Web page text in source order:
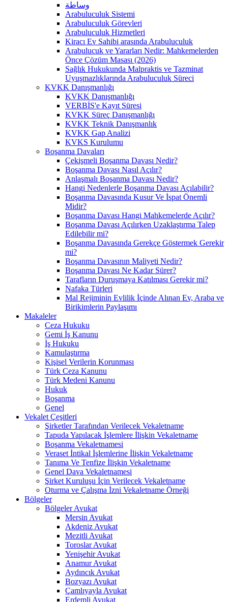
وساطة
Arabuluculuk Sistemi
Arabuluculuk Görevleri
Arabuluculuk Hizmetleri
Kiracı Ev Sahibi arasında Arabuluculuk
Arabulucuk ve Yararları Nedir: Mahkemelerden
Önce Çözüm Masası (2026)
Sağlık Hukukunda Malpraktis ve Tazminat
Uyuşmazlıklarında Arabuluculuk Süreci
KVKK Danışmanlığı
KVKK Danışmanlığı
VERBİS'e Kayıt Süresi
KVKK Süreç Danışmanlığı
KVKK Teknik Danışmanlık
KVKK Gap Analizi
KVKS Kurulumu
Boşanma Davaları
Çekişmeli Boşanma Davası Nedir?
Boşanma Davası Nasıl Açılır?
Anlaşmalı Boşanma Davası Nedir?
Hangi Nedenlerle Boşanma Davası Açılabilir?
Boşanma Davasında Kusur Ve İspat Önemli
Midir?
Boşanma Davası Hangi Mahkemelerde Açılır?
Boşanma Davası Açılırken Uzaklaştırma Talep
Edilebilir mi?
Boşanma Davasında Gerekçe Göstermek Gerekir
mi?
Boşanma Davasının Maliyeti Nedir?
Boşanma Davası Ne Kadar Sürer?
Tarafların Duruşmaya Katılması Gerekir mi?
Nafaka Türleri
Mal Rejiminin Evlilik İçinde Alınan Ev, Araba ve
Birikimlerin Paylaşımı
Makaleler
Ceza Hukuku
Gemi İş Kanunu
İş Hukuku
Kamulaştırma
Kişisel Verilerin Korunması
Türk Ceza Kanunu
Türk Medeni Kanunu
Hukuk
Boşanma
Genel
Vekalet Çeşitleri
Şirketler Tarafından Verilecek Vekaletname
Tapuda Yapılacak İşlemlere İlişkin Vekaletname
Boşanma Vekaletnamesi
Veraset İntikal İşlemlerine İlişkin Vekaletname
Tanıma Ve Tenfize İlişkin Vekaletname
Genel Dava Vekaletnamesi
Şirket Kuruluşu İçin Verilecek Vekaletname
Oturma ve Çalışma İzni Vekaletname Örneği
Bölgeler
Bölgeler Avukat
Mersin Avukat
Akdeniz Avukat
Mezitli Avukat
Toroslar Avukat
Yenişehir Avukat
Anamur Avukat
Aydıncık Avukat
Bozyazı Avukat
Çamlıyayla Avukat
Erdemli Avukat